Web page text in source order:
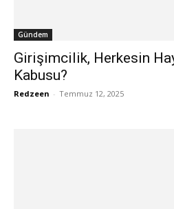
Gündem
Girişimcilik, Herkesin
Kabusu?
Redzeen - Temmuz 12, 2025